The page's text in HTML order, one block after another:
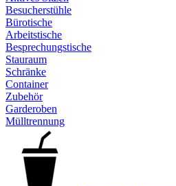
Besucherstühle
Bürotische
Arbeitstische
Besprechungstische
Stauraum
Schränke
Container
Zubehör
Garderoben
Mülltrennung